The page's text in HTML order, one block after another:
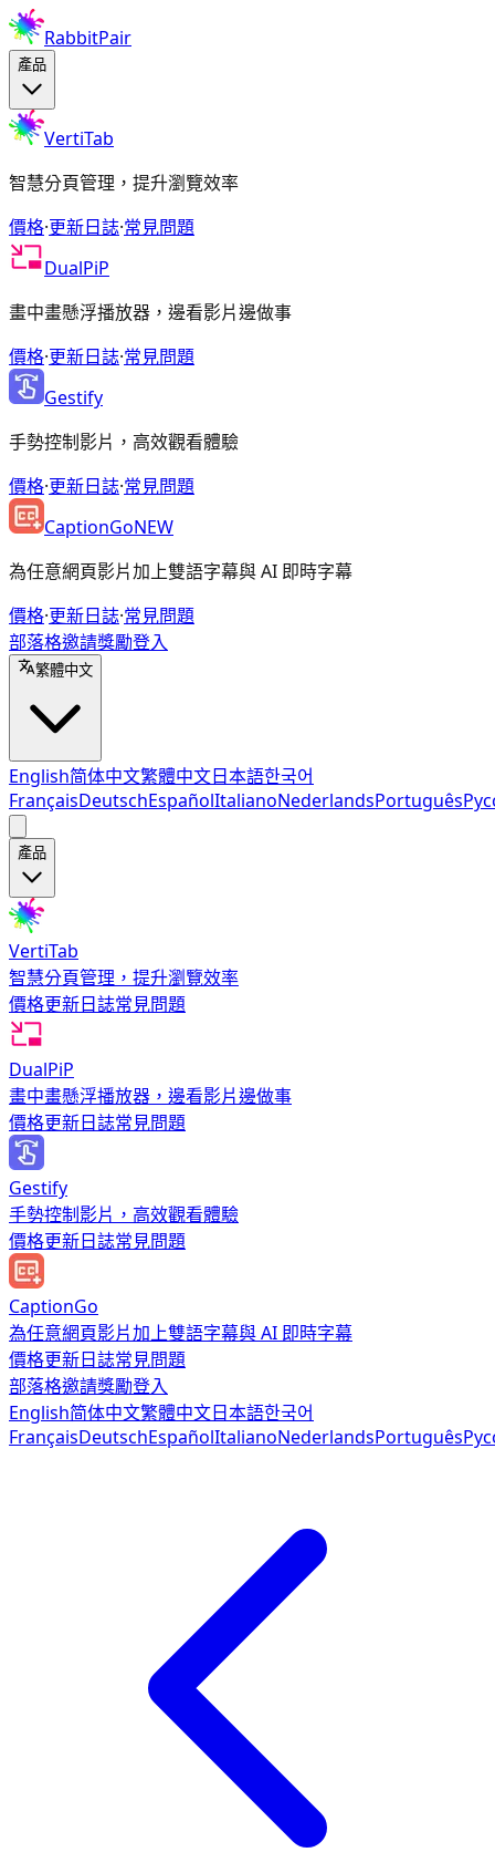
RabbitPair
產品
VertiTab
智慧分頁管理，提升瀏覽效率
價格·更新日誌·常見問題
DualPiP
畫中畫懸浮播放器，邊看影片邊做事
價格·更新日誌·常見問題
Gestify
手勢控制影片，高效觀看體驗
價格·更新日誌·常見問題
CaptionGoNEW
為任意網頁影片加上雙語字幕與 AI 即時字幕
價格·更新日誌·常見問題
部落格邀請獎勵登入
繁體中文
English简体中文繁體中文日本語한국어
FrançaisDeutschEspañolItalianoNederlandsPortuguês
產品
VertiTab
智慧分頁管理，提升瀏覽效率
價格更新日誌常見問題
DualPiP
畫中畫懸浮播放器，邊看影片邊做事
價格更新日誌常見問題
Gestify
手勢控制影片，高效觀看體驗
價格更新日誌常見問題
CaptionGo
為任意網頁影片加上雙語字幕與 AI 即時字幕
價格更新日誌常見問題
部落格邀請獎勵登入
English简体中文繁體中文日本語한국어
FrançaisDeutschEspañolItalianoNederlandsPortuguês